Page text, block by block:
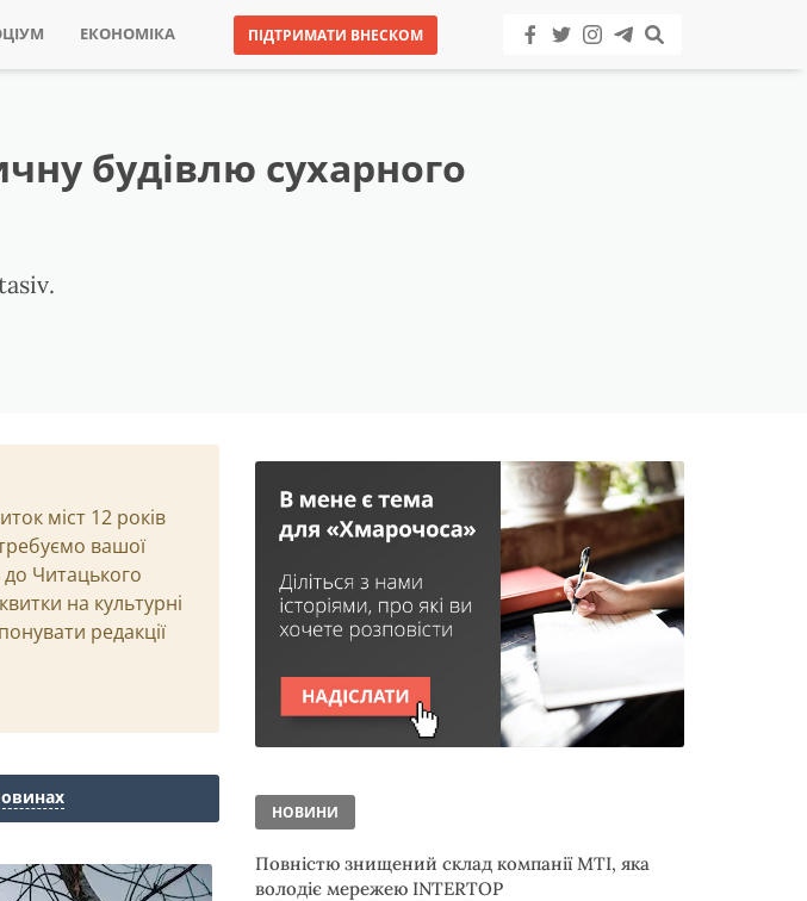
ЕКОНОМІКА ПІДТРИМАТИ ВНЕСКОМ
будівлю сухарного
міст 12 років
вашої
Читацького
на культурні
редакції
НОВИНИ
Повністю знищений склад компанії MTI, яка
володіє мережею INTERTOP